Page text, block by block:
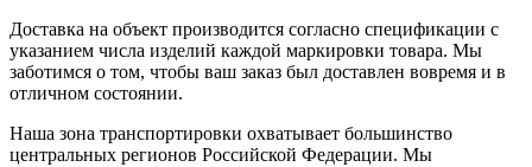
Доставка на объект производится согласно спецификации с
указанием числа изделий каждой маркировки товара. Мы
заботимся о том, чтобы ваш заказ был доставлен вовремя и в
отличном состоянии.
Наша зона транспортировки охватывает большинство
центральных регионов Российской Федерации. Мы